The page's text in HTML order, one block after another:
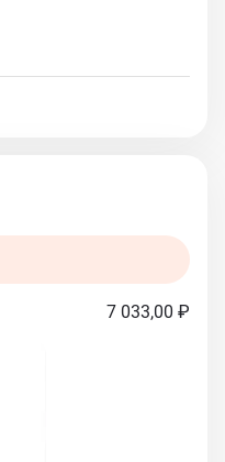
7 033,00 ₽